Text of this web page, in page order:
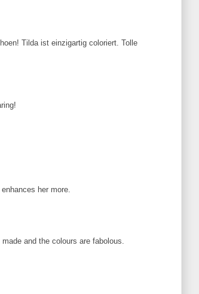
Tilda ist einzigartig coloriert. Tolle
her more.
and the colours are fabolous.